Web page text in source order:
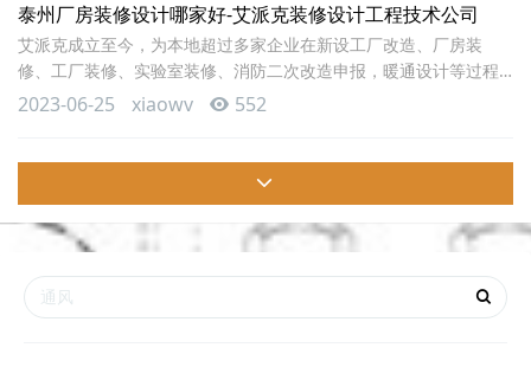
修,办公室装修，工业厂房装修,工厂装修,厂房改造装修,厂房装修,通
风降温工程,车间照明工程,设备地基工程,工业
泰州厂房装修设计哪家好-艾派克装修设计工程技术公司
艾派克成立至今，为本地超过多家企业在新设工厂改造、厂房装
修、工厂装修、实验室装修、消防二次改造申报，暖通设计等过程
中提供过服务，其中有许多知名的外资企业和优秀的民营企业，积
修,办公室装修，工业厂房装修,工厂装修,厂房改造装修,厂房装修,通
风降温工程,车间照明工程,设备地基工程,工业
2023-06-25 xiaowv 552